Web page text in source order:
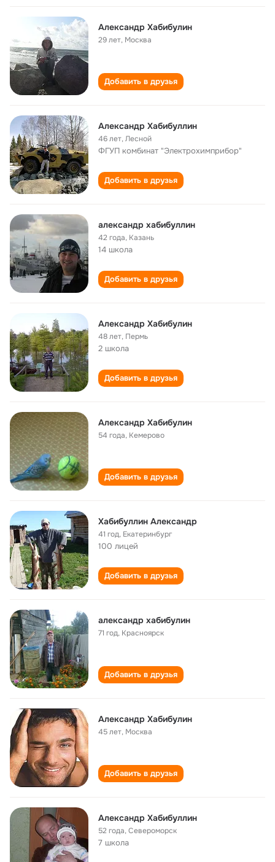
Александр Хабибулин
29 лет, Москва
Добавить в друзья
Александр Хабибуллин
46 лет,Лесной
ФГУП комбинат "Электрохимприбор"
Добавить в друзья
александр хабибуллин
42 года, Казань
14 школа
Добавить в друзья
Александр Хабибулин
48 лет, Пермь
2 школа
Добавить в друзья
Александр Хабибулин
54 года, Кемерово
Добавить в друзья
Хабибуллин Александр
41 год, Екатеринбург
100 лицей
Добавить в друзья
александр хабибулин
71 год, Красноярск
Добавить в друзья
Александр Хабибулин
45 лет, Москва
Добавить в друзья
Александр Хабибуллин
52 года,Североморск
7 школа